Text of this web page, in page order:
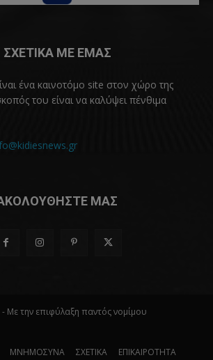
ΣΧΕΤΙΚΑ ΜΕ ΕΜΑΣ
ένα καινοτόμο site στον χώρο της
του είναι να καλύψει πένθιμα
ΜΑΣ
Με την επιφύλαξη παντός νομίμου
ΜΝΗΜΟΣΥΝΑ ΣΧΕΤΙΚΑ ΕΠΙΚΑΙΡΟΤΗΤΑ